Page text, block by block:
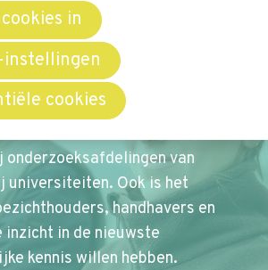
Netwerk
academisch netwerk van
is van en voor collega’s die
van
universiteiten. Ook is het
handhavers en
in de nieuwste
kennis willen hebben.
Netwerken
Evaluatie Netwerk
Jong Vide
Academisch Netwerk
Word lid
Contact
in
instellingen
cookies